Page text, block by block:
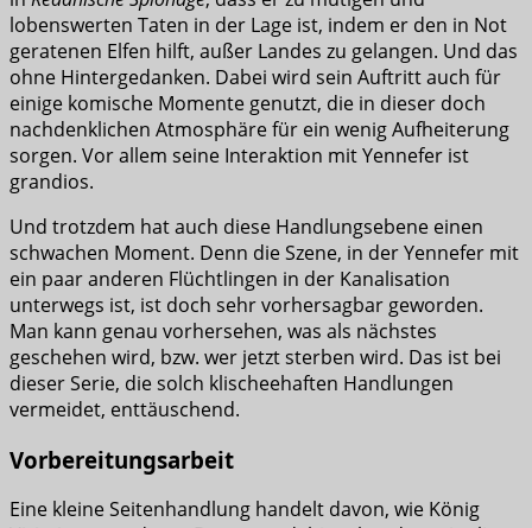
lobenswerten Taten in der Lage ist, indem er den in Not
geratenen Elfen hilft, außer Landes zu gelangen. Und das
ohne Hintergedanken. Dabei wird sein Auftritt auch für
einige komische Momente genutzt, die in dieser doch
nachdenklichen Atmosphäre für ein wenig Aufheiterung
sorgen. Vor allem seine Interaktion mit Yennefer ist
grandios.
Und trotzdem hat auch diese Handlungsebene einen
schwachen Moment. Denn die Szene, in der Yennefer mit
ein paar anderen Flüchtlingen in der Kanalisation
unterwegs ist, ist doch sehr vorhersagbar geworden.
Man kann genau vorhersehen, was als nächstes
geschehen wird, bzw. wer jetzt sterben wird. Das ist bei
dieser Serie, die solch klischeehaften Handlungen
vermeidet, enttäuschend.
Vorbereitungsarbeit
Eine kleine Seitenhandlung handelt davon, wie König